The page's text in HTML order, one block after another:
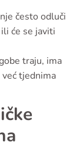
često odluči
će se javiti
traju, ima
tjednima